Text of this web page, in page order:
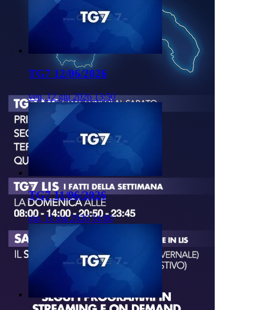
TG7 12/06/2026
ven, 12 giu 2026 13:50
TG7 11/06/2026
gio, 11 giu 2026 14:00